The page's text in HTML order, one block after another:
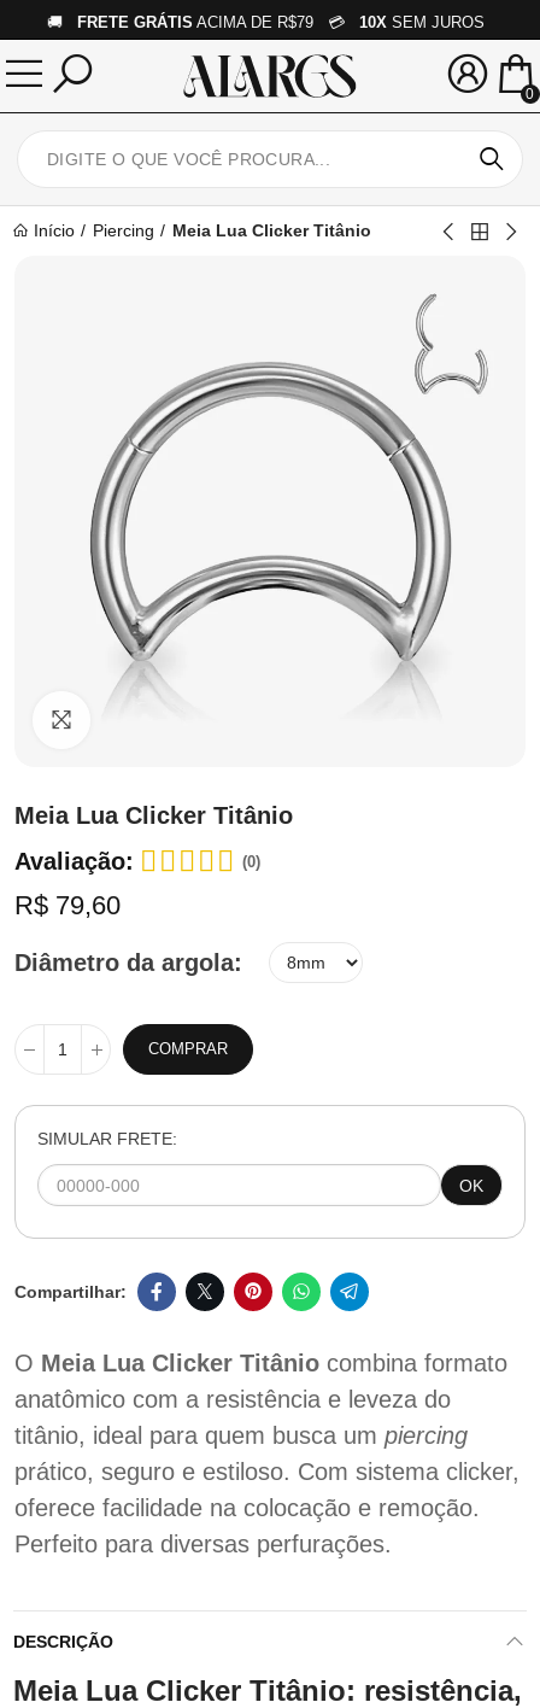
🚚 FRETE GRÁTIS ACIMA DE R$79 💳 10X SEM JUROS
0
Início Piercing Meia Lua Clicker Titânio
Meia Lua Clicker Titânio
Avaliação:
(0)
R$ 79,60
Diâmetro da argola
COMPRAR
SIMULAR FRETE:
OK
O Meia Lua Clicker Titânio combina formato
anatômico com a resistência e leveza do
titânio, ideal para quem busca um piercing
prático, seguro e estiloso. Com sistema clicker,
oferece facilidade na colocação e remoção.
Perfeito para diversas perfurações.
DESCRIÇÃO
Meia Lua Clicker Titânio: resistência,